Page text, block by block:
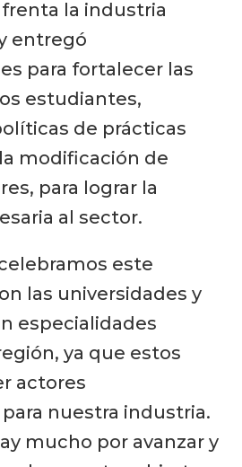
la industria
entregó
para fortalecer las
estudiantes,
de prácticas
modificación de
para lograr la
al sector.
este
las universidades y
especialidades
ya que estos
actores
nuestra industria.
mucho por avanzar y